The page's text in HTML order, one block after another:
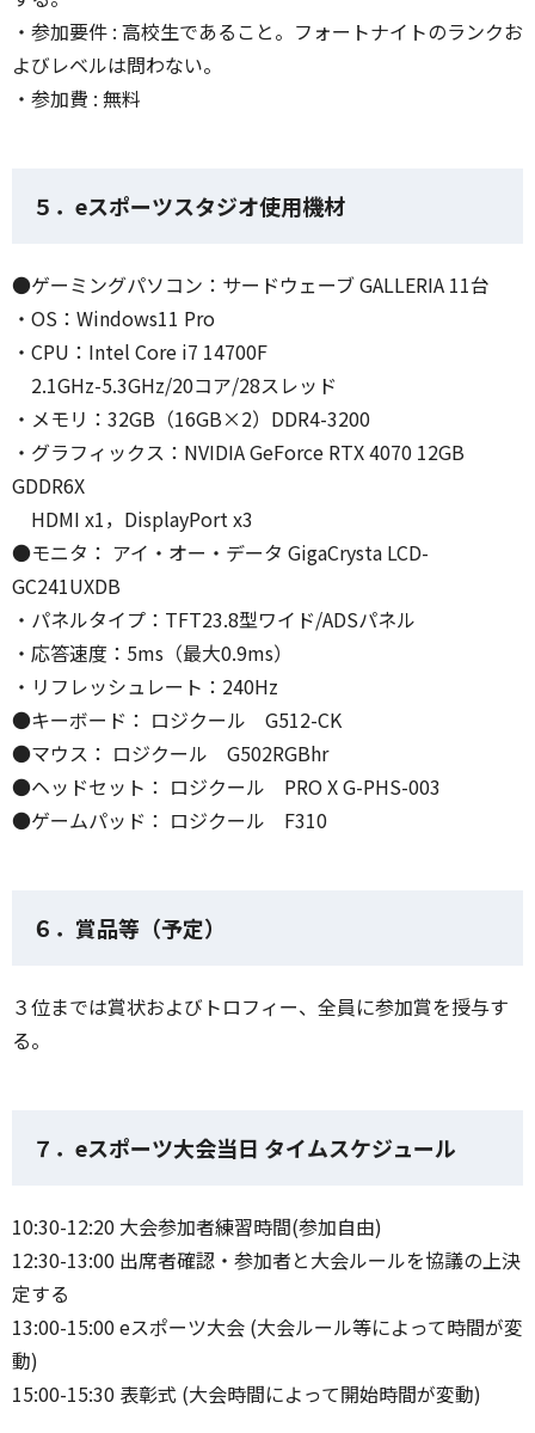
・参加要件 : 高校生であること。フォートナイトのランクお
よびレベルは問わない。
・参加費 : 無料
５．eスポーツスタジオ使用機材
●ゲーミングパソコン：サードウェーブ GALLERIA 11台
・OS：Windows11 Pro
・CPU：Intel Core i7 14700F
2.1GHz-5.3GHz/20コア/28スレッド
・メモリ：32GB（16GB×2）DDR4-3200
・グラフィックス：NVIDIA GeForce RTX 4070 12GB
GDDR6X
HDMI x1，DisplayPort x3
●モニタ： アイ・オー・データ GigaCrysta LCD-
GC241UXDB
・パネルタイプ：TFT23.8型ワイド/ADSパネル
・応答速度：5ms（最大0.9ms）
・リフレッシュレート：240Hz
●キーボード： ロジクール G512-CK
●マウス： ロジクール G502RGBhr
●ヘッドセット： ロジクール PRO X G-PHS-003
●ゲームパッド： ロジクール F310
６．賞品等（予定）
３位までは賞状およびトロフィー、全員に参加賞を授与す
る。
７．eスポーツ大会当日 タイムスケジュール
10:30-12:20 大会参加者練習時間(参加自由)
12:30-13:00 出席者確認・参加者と大会ルールを協議の上決
定する
13:00-15:00 eスポーツ大会 (大会ルール等によって時間が変
動)
15:00-15:30 表彰式 (大会時間によって開始時間が変動)